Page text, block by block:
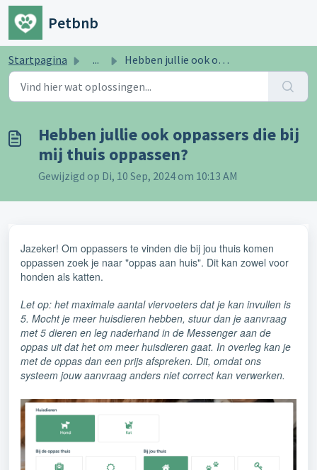
Doorgaan naar hoofdinhoud
Petbnb
Startpagina ... Hebben jullie ook oppassers die bij mij thuis oppassen?
Hebben jullie ook oppassers die bij
mij thuis oppassen?
Gewijzigd op Di, 10 Sep, 2024 om 10:13 AM
Jazeker! Om oppassers te vinden die bij jou thuis komen
oppassen zoek je naar "oppas aan huis". Dit kan zowel voor
honden als katten.
Let op: het maximale aantal viervoeters dat je kan invullen is
5. Mocht je meer huisdieren hebben, stuur dan je aanvraag
met 5 dieren en leg naderhand in de Messenger aan de
oppas uit dat het om meer huisdieren gaat. In overleg kan je
met de oppas dan een prijs afspreken. Dit, omdat ons
systeem jouw aanvraag anders niet correct kan verwerken.